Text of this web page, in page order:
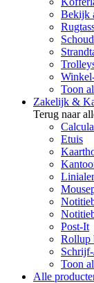
Bekijk
Toon
Zakelijk &
Terug naar
Etuis
Post-It
Rollup
Toon
Alle